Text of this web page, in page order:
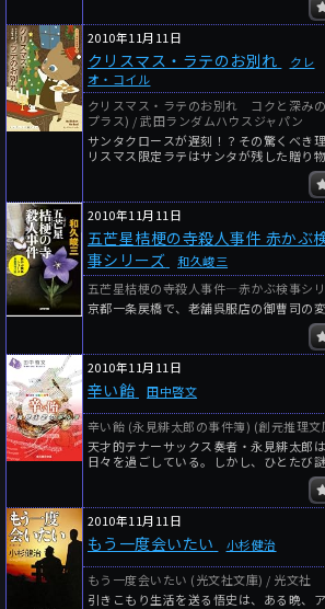
2010年11月11日
クリスマス・ラテのお別れ
クレ
オ・コイル
クリスマス・ラテのお別れ コクと深み
プラス) / 武田ランダムハウスジャパン
サンタクロースが遅刻！？その驚くべき
リスマス限定ラテはサンタが残した贈り物
2010年11月11日
五芒星桔梗の寺殺人事件 赤かぶ
事シリーズ
和久峻三
五芒星桔梗の寺殺人事件―赤かぶ検事シ
京都一条戻橋で、老舗呉服店の御曹司の
2010年11月11日
辛い飴 田中啓文
辛い飴 (永見緋太郎の事件簿) (創元推理
天才的テナーサックス奏者・永見緋太郎
日々を過ごしている。しかし、ひとたび
2010年11月11日
もう一度会いたい 小杉健治
もう一度会いたい (光文社文庫) / 光文社
引きこもり生活を送る悟史は、ある晩、